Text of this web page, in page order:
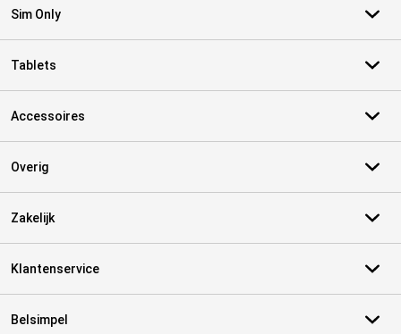
Sim Only
Tablets
Accessoires
Overig
Zakelijk
Klantenservice
Belsimpel